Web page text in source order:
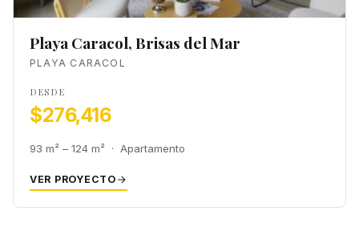
Playa Caracol, Brisas del Mar
PLAYA CARACOL
DESDE
$276,416
93 m² – 124 m² · Apartamento
VER PROYECTO